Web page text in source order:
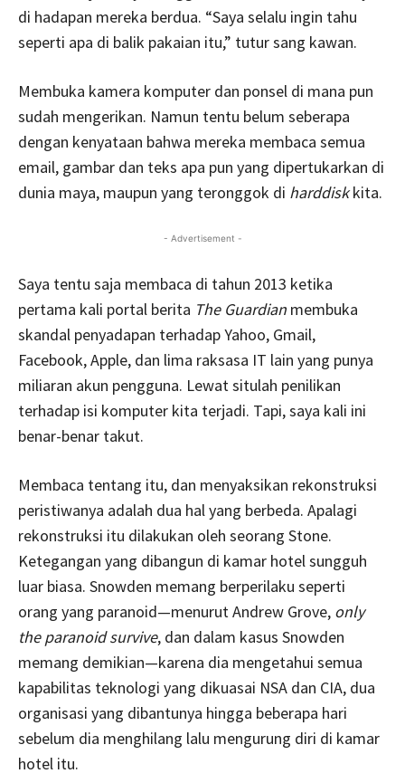
di hadapan mereka berdua. “Saya selalu ingin tahu
seperti apa di balik pakaian itu,” tutur sang kawan.
Membuka kamera komputer dan ponsel di mana pun
sudah mengerikan. Namun tentu belum seberapa
dengan kenyataan bahwa mereka membaca semua
email, gambar dan teks apa pun yang dipertukarkan di
dunia maya, maupun yang teronggok di harddiskkita.
- Advertisement -
Saya tentu saja membaca di tahun 2013 ketika
pertama kali portal berita The Guardian membuka
skandal penyadapan terhadap Yahoo, Gmail,
Facebook, Apple, dan lima raksasa IT lain yang punya
miliaran akun pengguna. Lewat situlah penilikan
terhadap isi komputer kita terjadi. Tapi, saya kali ini
benar-benar takut.
Membaca tentang itu, dan menyaksikan rekonstruksi
peristiwanya adalah dua hal yang berbeda. Apalagi
rekonstruksi itu dilakukan oleh seorang Stone.
Ketegangan yang dibangun di kamar hotel sungguh
luar biasa. Snowden memang berperilaku seperti
orang yang paranoid—menurut Andrew Grove, only
the paranoid survive, dan dalam kasus Snowden
memang demikian—karena dia mengetahui semua
kapabilitas teknologi yang dikuasai NSA dan CIA, dua
organisasi yang dibantunya hingga beberapa hari
sebelum dia menghilang lalu mengurung diri di kamar
hotel itu.